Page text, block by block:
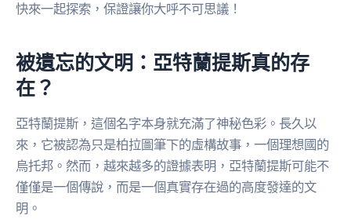
快來一起探索，保證讓你大呼不可思議！
被遺忘的文明：亞特蘭提斯真的存
在？
亞特蘭提斯，這個名字本身就充滿了神秘色彩。長久以
來，它被認為只是柏拉圖筆下的虛構故事，一個理想國的
烏托邦。然而，越來越多的證據表明，亞特蘭提斯可能不
僅僅是一個傳說，而是一個真實存在過的高度發達的文
明。